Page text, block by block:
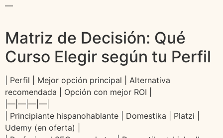
—
Matriz de Decisión: Qué
Curso Elegir según tu Perfil
| Perfil | Mejor opción principal | Alternativa
recomendada | Opción con mejor ROI |
|—|—|—|—|
| Principiante hispanohablante | Domestika | Platzi |
Udemy (en oferta) |